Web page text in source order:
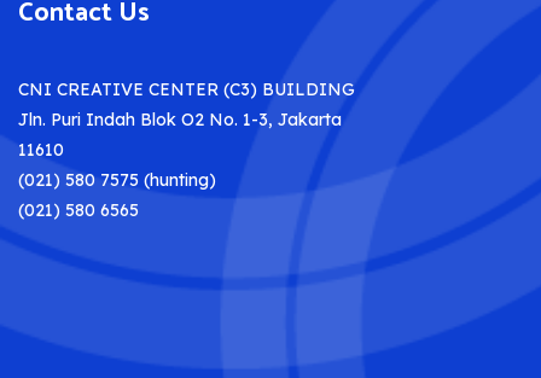
Contact Us
CNI CREATIVE CENTER (C3) BUILDING
Jln. Puri Indah Blok O2 No. 1-3, Jakarta
11610
(021) 580 7575 (hunting)
(021) 580 6565